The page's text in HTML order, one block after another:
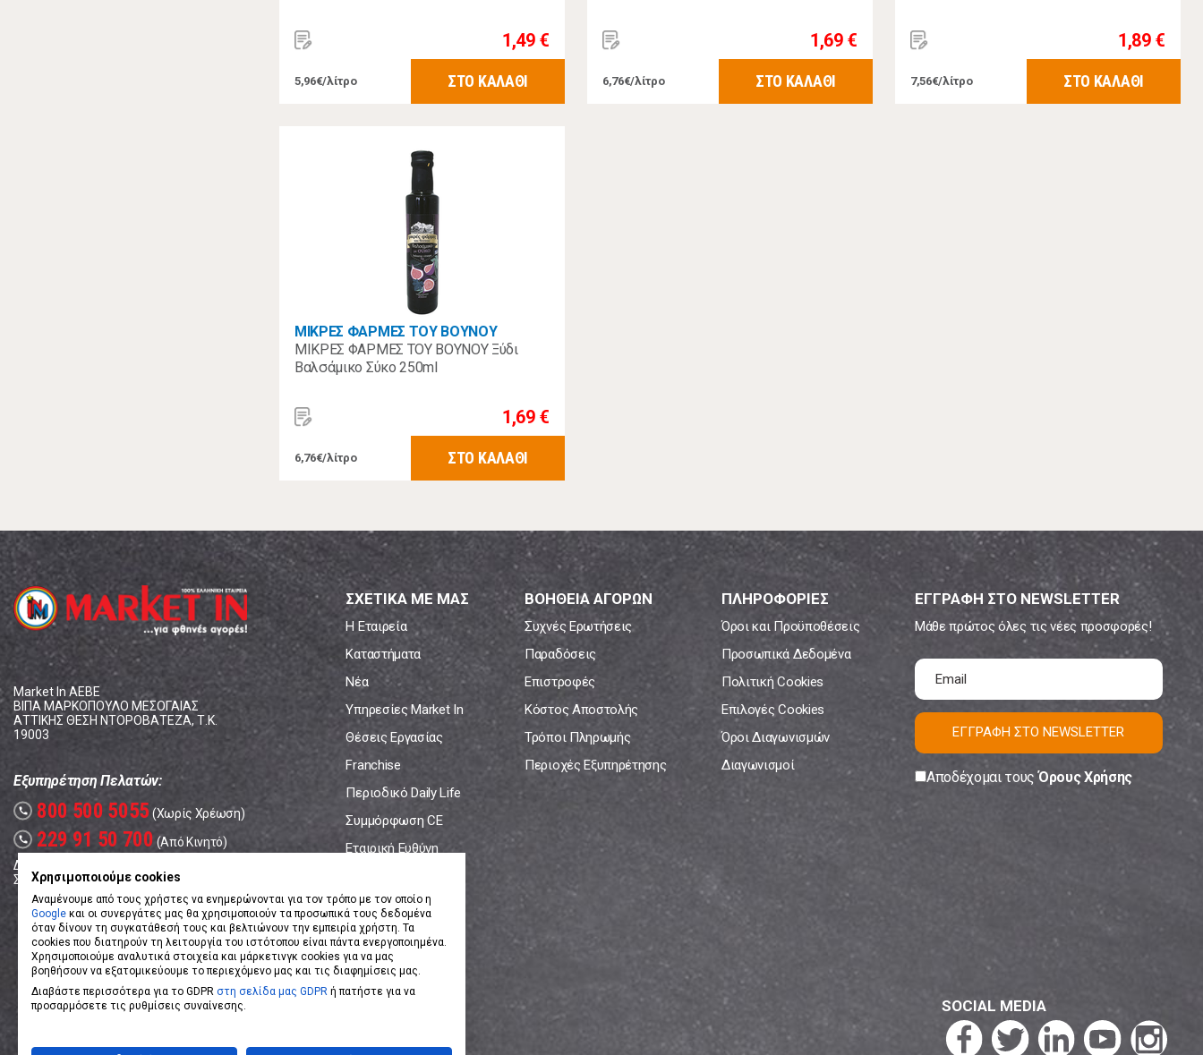
1,49 €
5,96€/λίτρο ΣΤΟ ΚΑΛΑΘΙ
1,69 €
6,76€/λίτρο ΣΤΟ ΚΑΛΑΘΙ
1,89 €
7,56€/λίτρο ΣΤΟ ΚΑΛΑΘΙ
ΜΙΚΡΕΣ ΦΑΡΜΕΣ ΤΟΥ ΒΟΥΝΟΥ
ΜΙΚΡΕΣ ΦΑΡΜΕΣ ΤΟΥ ΒΟΥΝΟΥ Ξύδι
Βαλσάμικο Σύκο 250ml
1,69 €
6,76€/λίτρο ΣΤΟ ΚΑΛΑΘΙ
Market In ΑΕΒΕ
ΒΙΠΑ ΜΑΡΚΟΠΟΥΛΟ ΜΕΣΟΓΑΙΑΣ
ΑΤΤΙΚΗΣ ΘΕΣΗ ΝΤΟΡΟΒΑΤΕΖΑ, Τ.Κ.
19003
Εξυπηρέτηση Πελατών:
call 800 500 5055 (Χωρίς Χρέωση)
call 229 91 50 700 (Από Κινητό)
Δευτέρα - Παρασκευή: 08:00 - 17:00
Σάββατο: 08:00 – 14:00
ΣΧΕΤΙΚΑ ΜΕ ΜΑΣ
Η Εταιρεία
Καταστήματα
Νέα
Υπηρεσίες Market In
Θέσεις Εργασίας
Franchise
Περιοδικό Daily Life
Συμμόρφωση CE
Εταιρική Ευθύνη
ΒΟΗΘΕΙΑ ΑΓΟΡΩΝ
Συχνές Ερωτήσεις
Παραδόσεις
Επιστροφές
Κόστος Αποστολής
Τρόποι Πληρωμής
Περιοχές Εξυπηρέτησης
ΠΛΗΡΟΦΟΡΙΕΣ
Όροι και Προϋποθέσεις
Προσωπικά Δεδομένα
Πολιτική Cookies
Επιλογές Cookies
Όροι Διαγωνισμών
Διαγωνισμοί
ΕΓΓΡΑΦΗ ΣΤΟ NEWSLETTER
Μάθε πρώτος όλες τις νέες προσφορές!
ΕΓΓΡΑΦΗ ΣΤΟ NEWSLETTER
Αποδέχομαι τουςΌρους Χρήσης
SOCIAL MEDIA
Χρησιμοποιούμε cookies
Αναμένουμε από τους χρήστες να ενημερώνονται για τον τρόπο με τον οποίο η
Google και οι συνεργάτες μας θα χρησιμοποιούν τα προσωπικά τους δεδομένα
όταν δίνουν τη συγκατάθεσή τους και βελτιώνουν την εμπειρία χρήστη. Τα
cookies που διατηρούν τη λειτουργία του ιστότοπου είναι πάντα ενεργοποιημένα.
Χρησιμοποιούμε αναλυτικά στοιχεία και μάρκετινγκ cookies για να μας
βοηθήσουν να εξατομικεύουμε το περιεχόμενο μας και τις διαφημίσεις μας.
Διαβάστε περισσότερα για το GDPR στη σελίδα μας GDPR ή πατήστε για να
προσαρμόσετε τις ρυθμίσεις συναίνεσης.